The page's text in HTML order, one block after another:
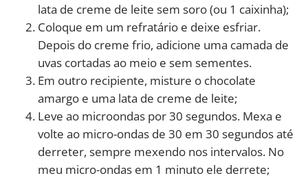
lata de creme de leite sem soro (ou 1 caixinha);
Coloque em um refratário e deixe esfriar.
Depois do creme frio, adicione uma camada de
uvas cortadas ao meio e sem sementes.
Em outro recipiente, misture o chocolate
amargo e uma lata de creme de leite;
Leve ao microondas por 30 segundos. Mexa e
volte ao micro-ondas de 30 em 30 segundos até
derreter, sempre mexendo nos intervalos. No
meu micro-ondas em 1 minuto ele derrete;